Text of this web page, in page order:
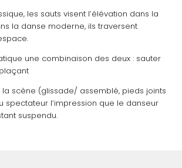
les sauts visent l’élévation dans la
la danse moderne, ils traversent
une combinaison des deux : sauter
scène (glissade/ assemblé, pieds joints
spectateur l’impression que le danseur
suspendu.